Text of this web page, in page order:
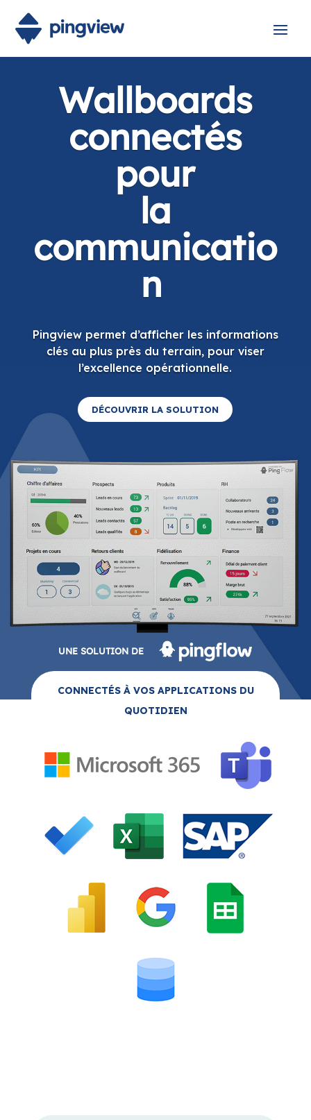
Wallboards
connectés
pour
la production
Pingview permet d’afficher les informations
clés au plus près du terrain, pour viser
l’excellence opérationnelle.
DÉCOUVRIR LA SOLUTION
CONNECTÉS À VOS APPLICATIONS DU
QUOTIDIEN
UNE SOLUTION DE